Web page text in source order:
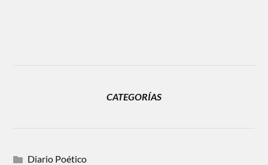
CATEGORÍAS
Diario Poético